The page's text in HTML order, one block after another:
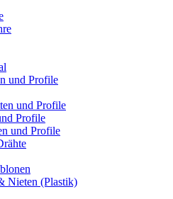
und Profile
und Profile
Profile
und Profile
Nieten (Plastik)